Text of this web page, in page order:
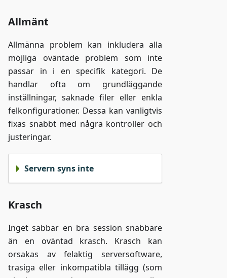
Allmänt
Allmänna problem kan inkludera alla
möjliga oväntade problem som inte
passar in i en specifik kategori. De
handlar ofta om grundläggande
inställningar, saknade filer eller enkla
felkonfigurationer. Dessa kan vanligtvis
fixas snabbt med några kontroller och
justeringar.
Servern syns inte
Krasch
Inget sabbar en bra session snabbare
än en oväntad krasch. Krasch kan
orsakas av felaktig serversoftware,
trasiga eller inkompatibla tillägg (som